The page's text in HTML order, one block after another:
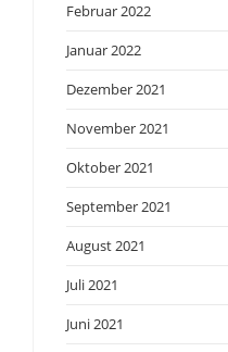
Februar 2022
Januar 2022
Dezember 2021
November 2021
Oktober 2021
September 2021
August 2021
Juli 2021
Juni 2021